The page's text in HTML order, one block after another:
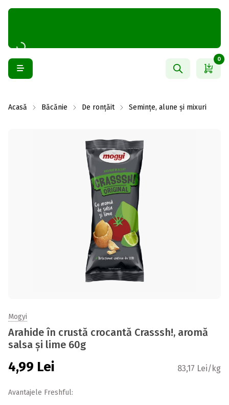
0
Acasă Băcănie De ronțăit Semințe, alune și mixuri
Mogyi
Arahide în crustă crocantă Crasssh!, aromă
salsa și lime 60g
4,99 Lei 83,17 Lei/kg
Avantajele Freshful: